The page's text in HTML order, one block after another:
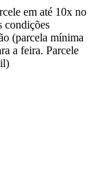
em até 10x no
condições
(parcela mínima
a feira. Parcele